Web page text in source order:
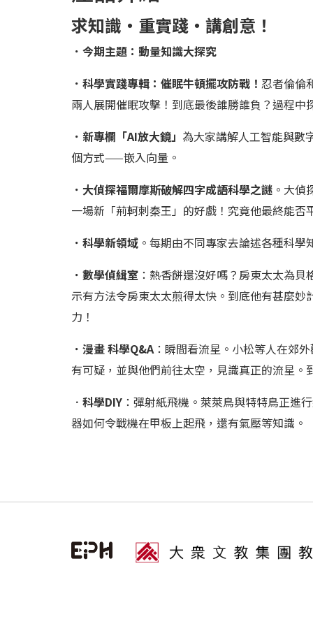
求知識‧重實踐‧講創意！
．今期主題：動量知識大探究
．科學實踐專輯：催眠牛頓擺攻防戰！ 忍者倫倫
兩人展開催眠攻擊！到底最後誰勝誰負？過程
．新專欄「AI放大鏡」 為大家講解人工智能與數
個方式——嵌入向量。
．大偵探福爾摩斯破解四字成語科學之謎 。大
一場新「荊軻刺秦王」的好戲！究竟他最終能
．科學新領域 。每期由不同專家去論述各種科
．數學偵緝室 ：熱香餅還沒好嗎？房東太太為
示有方法令房東太太煎得太快。到底他有甚麼
力！
．漫畫 科學Q&A：瞬間看流星。小松等人在郊
有可疑，並與他們前往太空，見識真正的流星
． 科學DIY ：彈射紙飛機。萊萊鳥與特特鳥正進
器如何令戰機在甲板上起飛，還有氣壓等知識。